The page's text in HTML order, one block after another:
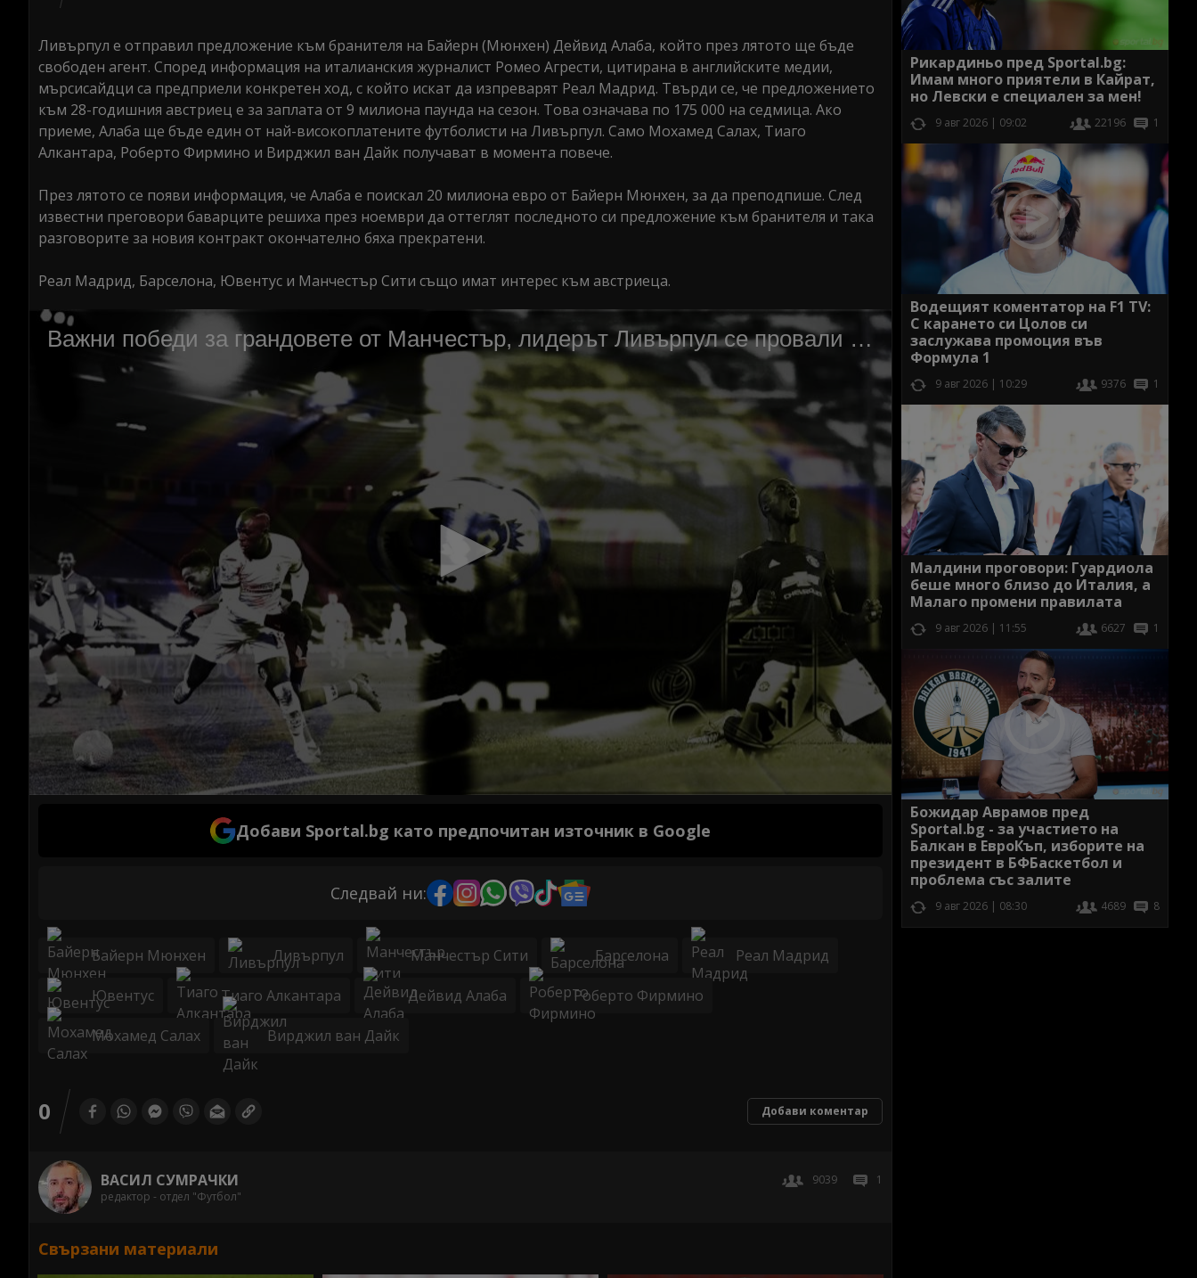
Ливърпул е отправил предложение към бранителя на Байерн (Мюнхен) Дейвид Алаба, който през лятото ще бъде
свободен агент. Според информация на италианския журналист Ромео Агрести, цитирана в английските медии,
мърсисайдци са предприели конкретен ход, с който искат да изпреварят Реал Мадрид. Твърди се, че предложението
към 28-годишния австриец е за заплата от 9 милиона паунда на сезон. Това означава по 175 000 на седмица. Ако
приеме, Алаба ще бъде един от най-високоплатените футболисти на Ливърпул. Само Мохамед Салах, Тиаго
Алкантара, Роберто Фирмино и Вирджил ван Дайк получават в момента повече.
През лятото се появи информация, че Алаба е поискал 20 милиона евро от Байерн Мюнхен, за да преподпише. След
известни преговори баварците решиха през ноември да оттеглят последното си предложение към бранителя и така
разговорите за новия контракт окончателно бяха прекратени.
Реал Мадрид, Барселона, Ювентус и Манчестър Сити също имат интерес към австриеца.
Добави Sportal.bg като предпочитан източник в Google
Следвай ни:
Байерн Мюнхен Ливърпул Манчестър Сити Барселона Реал Мадрид
Ювентус Тиаго Алкантара Дейвид Алаба Роберто Фирмино
Мохамед Салах Вирджил ван Дайк
0 Добави коментар
ВАСИЛ СУМРАЧКИ
редактор - отдел "Футбол"
9039 1
Свързани материали
Рикардиньо пред Sportal.bg:
Имам много приятели в Кайрат,
но Левски е специален за мен!
9 авг 2026 | 09:02 22196 1
Водещият коментатор на F1 TV:
С карането си Цолов си
заслужава промоция във
Формула 1
9 авг 2026 | 10:29 9376 1
Малдини проговори: Гуардиола
беше много близо до Италия, а
Малаго промени правилата
9 авг 2026 | 11:55 6627 1
Божидар Аврамов пред
Sportal.bg - за участието на
Балкан в ЕвроКъп, изборите на
президент в БФБаскетбол и
проблема със залите
9 авг 2026 | 08:30 4689 8